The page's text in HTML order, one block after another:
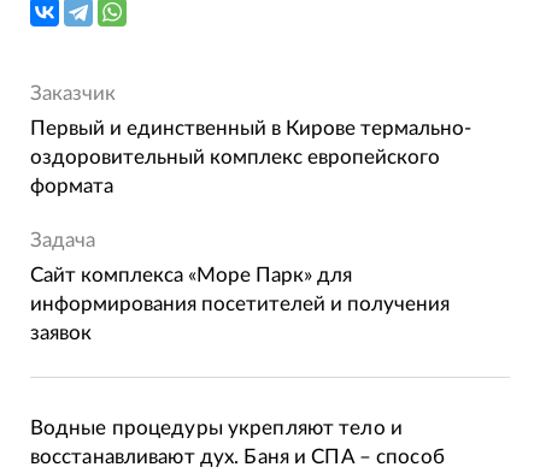
Заказчик
Первый и единственный в Кирове термально-
оздоровительный комплекс европейского
формата
Задача
Сайт комплекса «Море Парк» для
информирования посетителей и получения
заявок
Водные процедуры укрепляют тело и
восстанавливают дух. Баня и СПА – способ